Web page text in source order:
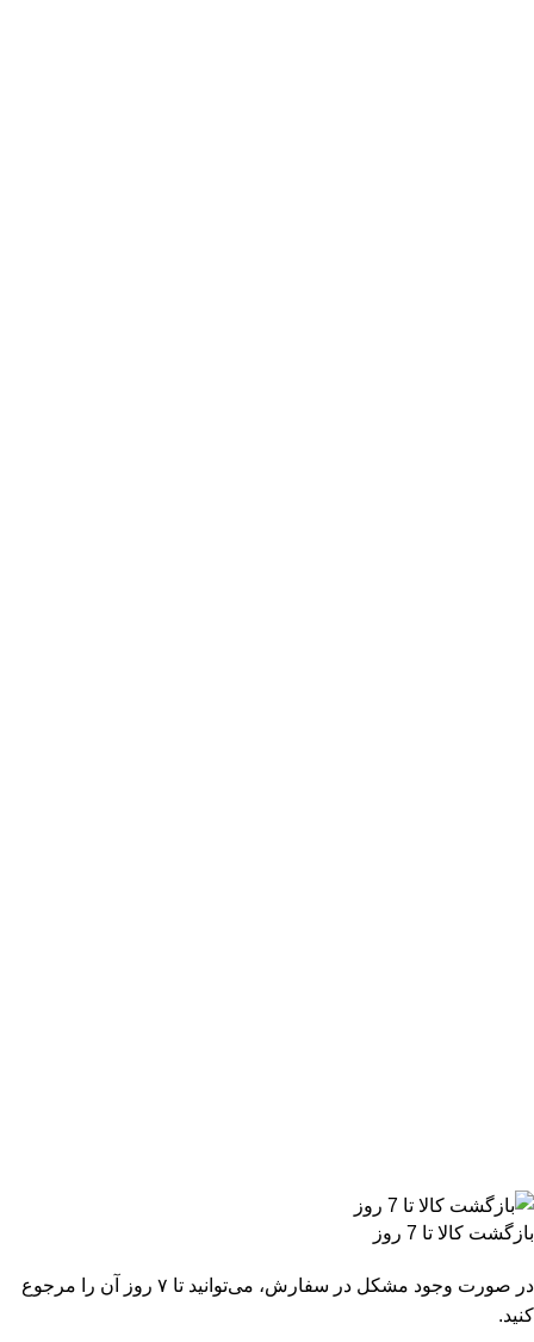
بازگشت کالا تا 7 روز
در صورت وجود مشکل در سفارش، می‌توانید تا ۷ روز آن را مرجوع
کنید.